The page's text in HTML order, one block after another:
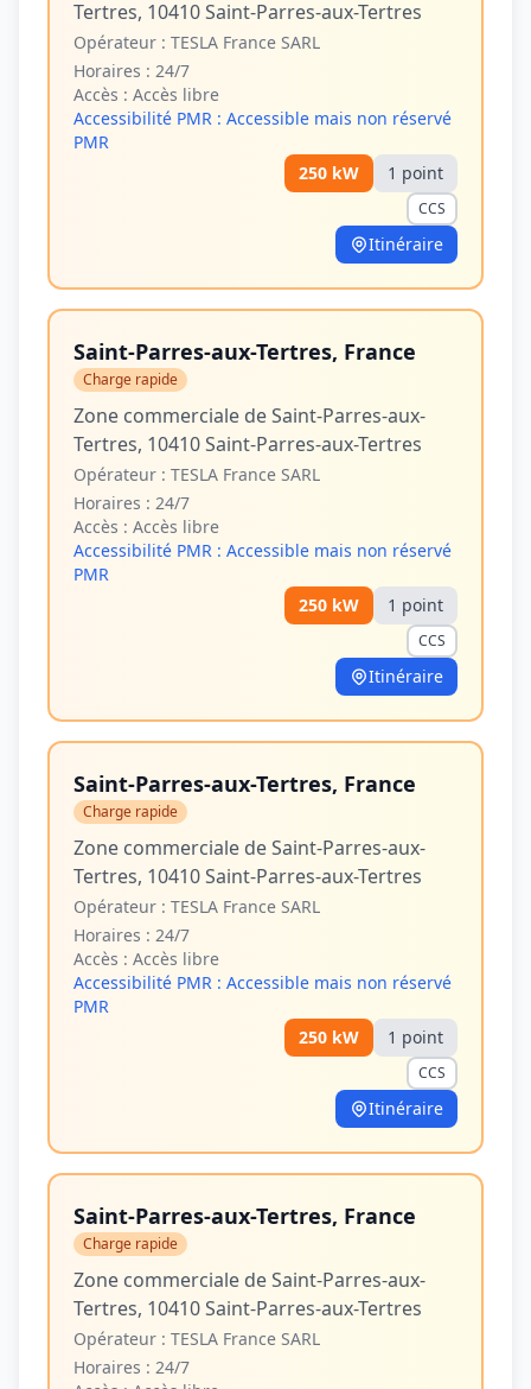
Tertres, 10410 Saint-Parres-aux-Tertres
Opérateur : TESLA France SARL
Horaires : 24/7
Accès : Accès libre
Accessibilité PMR : Accessible mais non réservé
PMR
250 kW 1 point
CCS
Itinéraire
Saint-Parres-aux-Tertres, France
Charge rapide
Zone commerciale de Saint-Parres-aux-
Tertres, 10410 Saint-Parres-aux-Tertres
Opérateur : TESLA France SARL
Horaires : 24/7
Accès : Accès libre
Accessibilité PMR : Accessible mais non réservé
PMR
250 kW 1 point
CCS
Itinéraire
Saint-Parres-aux-Tertres, France
Charge rapide
Zone commerciale de Saint-Parres-aux-
Tertres, 10410 Saint-Parres-aux-Tertres
Opérateur : TESLA France SARL
Horaires : 24/7
Accès : Accès libre
Accessibilité PMR : Accessible mais non réservé
PMR
250 kW 1 point
CCS
Itinéraire
Saint-Parres-aux-Tertres, France
Charge rapide
Zone commerciale de Saint-Parres-aux-
Tertres, 10410 Saint-Parres-aux-Tertres
Opérateur : TESLA France SARL
Horaires : 24/7